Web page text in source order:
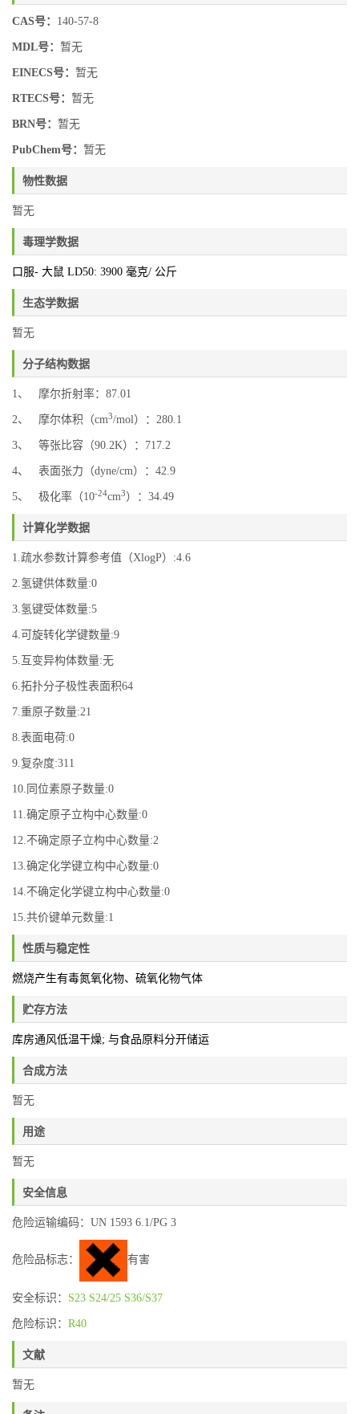
CAS号： 140-57-8
MDL号： 暂无
EINECS号： 暂无
RTECS号： 暂无
BRN号： 暂无
PubChem号： 暂无
物性数据
暂无
毒理学数据
口服- 大鼠 LD50: 3900 毫克/ 公斤
生态学数据
暂无
分子结构数据
1、 摩尔折射率：87.01
2、 摩尔体积（cm3/mol）：280.1
3、 等张比容（90.2K）：717.2
4、 表面张力（dyne/cm）：42.9
5、 极化率（10-24cm3）：34.49
计算化学数据
1.疏水参数计算参考值（XlogP）:4.6
2.氢键供体数量:0
3.氢键受体数量:5
4.可旋转化学键数量:9
5.互变异构体数量:无
6.拓扑分子极性表面积64
7.重原子数量:21
8.表面电荷:0
9.复杂度:311
10.同位素原子数量:0
11.确定原子立构中心数量:0
12.不确定原子立构中心数量:2
13.确定化学键立构中心数量:0
14.不确定化学键立构中心数量:0
15.共价键单元数量:1
性质与稳定性
燃烧产生有毒氮氧化物、硫氧化物气体
贮存方法
库房通风低温干燥; 与食品原料分开储运
合成方法
暂无
用途
暂无
安全信息
危险运输编码：UN 1593 6.1/PG 3
危险品标志： 有害
安全标识： S23 S24/25 S36/S37
危险标识： R40
文献
暂无